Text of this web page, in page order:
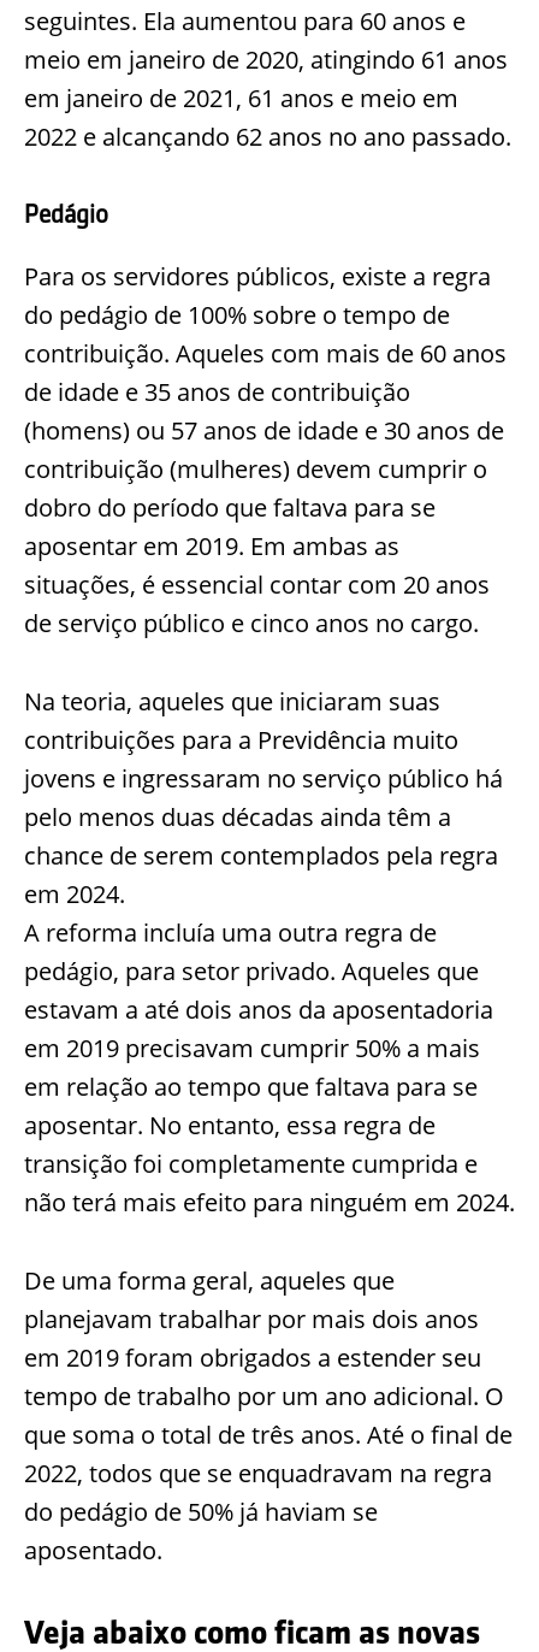
seguintes. Ela aumentou para 60 anos e
meio em janeiro de 2020, atingindo 61 anos
em janeiro de 2021, 61 anos e meio em
2022 e alcançando 62 anos no ano passado.
Pedágio
Para os servidores públicos, existe a regra
do pedágio de 100% sobre o tempo de
contribuição. Aqueles com mais de 60 anos
de idade e 35 anos de contribuição
(homens) ou 57 anos de idade e 30 anos de
contribuição (mulheres) devem cumprir o
dobro do período que faltava para se
aposentar em 2019. Em ambas as
situações, é essencial contar com 20 anos
de serviço público e cinco anos no cargo.
Na teoria, aqueles que iniciaram suas
contribuições para a Previdência muito
jovens e ingressaram no serviço público há
pelo menos duas décadas ainda têm a
chance de serem contemplados pela regra
em 2024.
A reforma incluía uma outra regra de
pedágio, para setor privado. Aqueles que
estavam a até dois anos da aposentadoria
em 2019 precisavam cumprir 50% a mais
em relação ao tempo que faltava para se
aposentar. No entanto, essa regra de
transição foi completamente cumprida e
não terá mais efeito para ninguém em 2024.
De uma forma geral, aqueles que
planejavam trabalhar por mais dois anos
em 2019 foram obrigados a estender seu
tempo de trabalho por um ano adicional. O
que soma o total de três anos. Até o final de
2022, todos que se enquadravam na regra
do pedágio de 50% já haviam se
aposentado.
Veja abaixo como ficam as novas